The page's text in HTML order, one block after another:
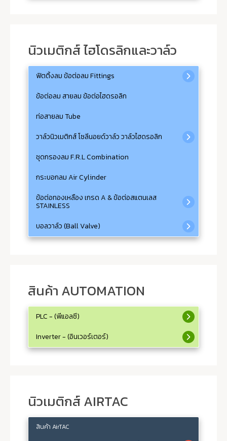
นิวเมติกส์ ไฮโดรลิกและวาล์ว
ฟิตติ้งลม ข้อต่อลม Fittings
ข้อต่อลม สายลม ข้อต่อไฮดรอลิก
ท่อสายลม Tube
วาล์วนิวเมติกส์ โซลีนอยด์วาล์ว วาล์วไฮดรอลิก
ชุดกรองลม F.R.L Combination
กระบอกลม Air Cylinder
ข้อต่อทองเหลือง เกรด A & ข้อต่อสแตนเลส
STAINLESS
บอลวาล์ว (Ball Valve)
สินค้า AUTOMATION
PLC - (พีแอลซี)
Inverter - (อินเวอร์เตอร์)
นิวเมติกส์ AIRTAC
สินค้า AirTAC